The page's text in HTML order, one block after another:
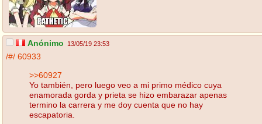
Anónimo 13/05/19 23:53
/#/ 60933
>>60927
Yo también, pero luego veo a mi primo médico cuya
enamorada gorda y prieta se hizo embarazar apenas
termino la carrera y me doy cuenta que no hay
escapatoria.